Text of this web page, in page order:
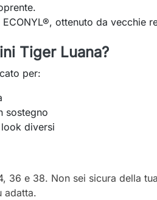
ottenuto da vecchie
Tiger Luana?
per:
sostegno
diversi
36 e 38. Non sei sicura della
adatta.